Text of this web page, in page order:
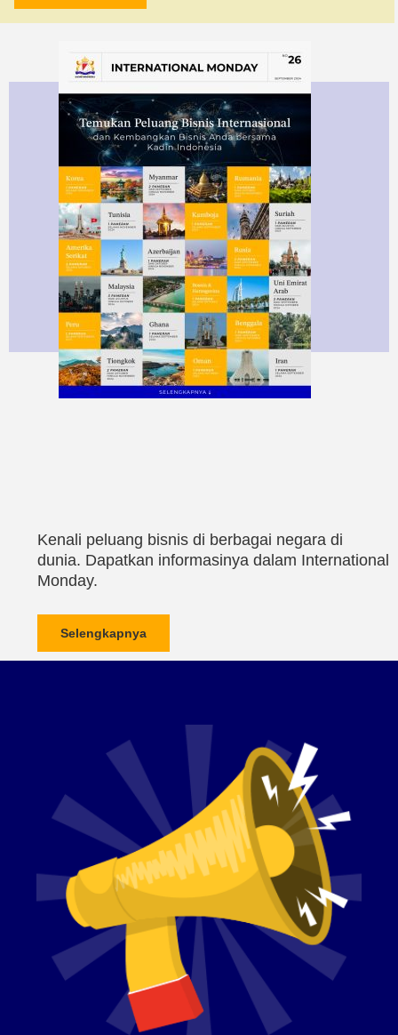
Kenali peluang bisnis di berbagai negara di
dunia. Dapatkan informasinya dalam International
Monday.
Selengkapnya